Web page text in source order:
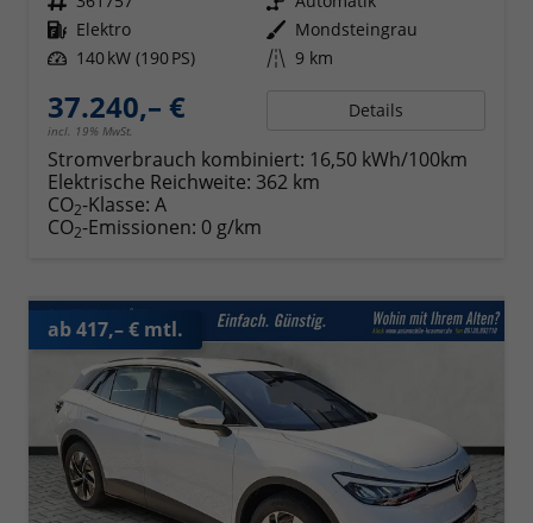
Kraftstoff Elektro Außenfarbe Mondsteingrau
Leistung 140 kW (190 PS) Kilometerstand 9 km
37.240,– €
incl. 19% MwSt.
Details
Stromverbrauch kombiniert: 16,50 kWh/100km
Elektrische Reichweite: 362 km
CO2-Klasse: A
CO2-Emissionen: 0 g/km
ab 417,– € mtl.